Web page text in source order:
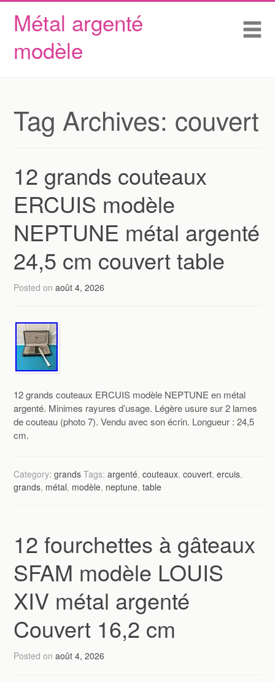
Métal argenté
modèle
Skip to content
Accueil
Conditions d’utilisation
Tag Archives: couvert
12 grands couteaux
ERCUIS modèle
NEPTUNE métal argenté
24,5 cm couvert table
Posted onaoût 4, 2026
12 grands couteaux ERCUIS modèle NEPTUNE en métal
argenté. Minimes rayures d’usage. Légère usure sur 2 lames
de couteau (photo 7). Vendu avec son écrin. Longueur : 24,5
cm.
Category:grands Tags:argenté,couteaux,couvert,ercuis,
grands, métal, modèle, neptune,table
12 fourchettes à gâteaux
SFAM modèle LOUIS
XIV métal argenté
Couvert 16,2 cm
Posted onaoût 4, 2026